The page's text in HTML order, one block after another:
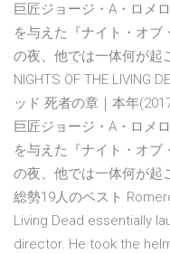
巨匠ジョージ・A・ロメ
を与えた『ナイト・オブ
の夜、他では一体何が起
NIGHTS OF THE LIVING
ッド 死者の章｜本年
巨匠ジョージ・A・ロメ
を与えた『ナイト・オブ
の夜、他では一体何が起
総勢19人のベスト
Living Dead essentially
director. He took the